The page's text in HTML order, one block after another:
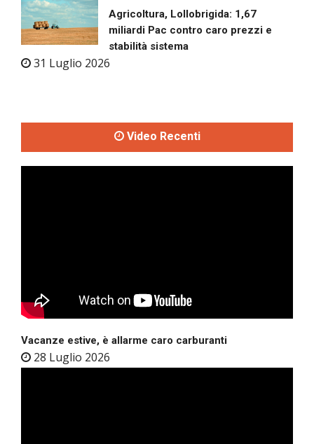
Agricoltura, Lollobrigida: 1,67
miliardi Pac contro caro prezzi e
stabilità sistema
31 Luglio 2026
Video Recenti
Vacanze estive, è allarme caro carburanti
28 Luglio 2026